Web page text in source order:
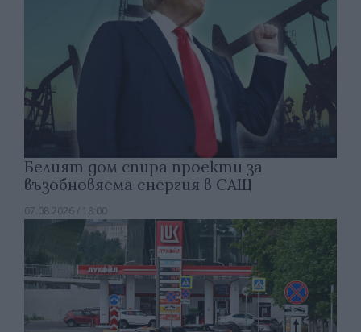
Белият дом спира проекти за
възобновяема енергия в САЩ
07.08.2026 / 18:00